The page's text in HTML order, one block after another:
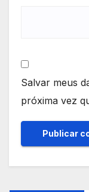
Salvar meus
próxima vez